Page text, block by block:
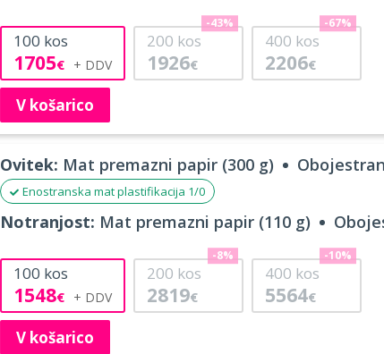
100 kos
1705€
200 kos
1926€
-43%
400 kos
2206€
-67%
V košarico
Ovitek: Mat premazni papir (300 g)
Enostranska mat plastifikacija 1/0
Notranjost: Mat premazni papir (110 g)
100 kos
1548€
200 kos
2819€
-8%
400 kos
5564€
-10%
V košarico